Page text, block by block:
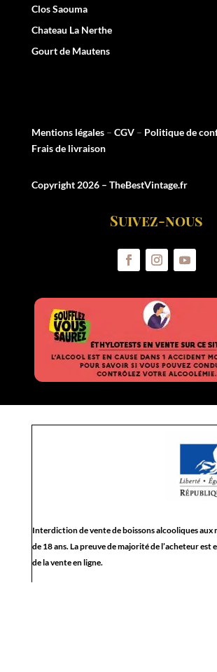
Clos Saouma
Chateau La Nerthe
Gourt de Mautens
Mentions légales– CGV– Politique de
Frais de livraison
Copyright 2026 – TheBestVintage.fr
Suivez-nous
Interdiction de vente de boissons alcooliques aux
de 18 ans. La preuve de majorité de l’acheteur est
de la vente en ligne.